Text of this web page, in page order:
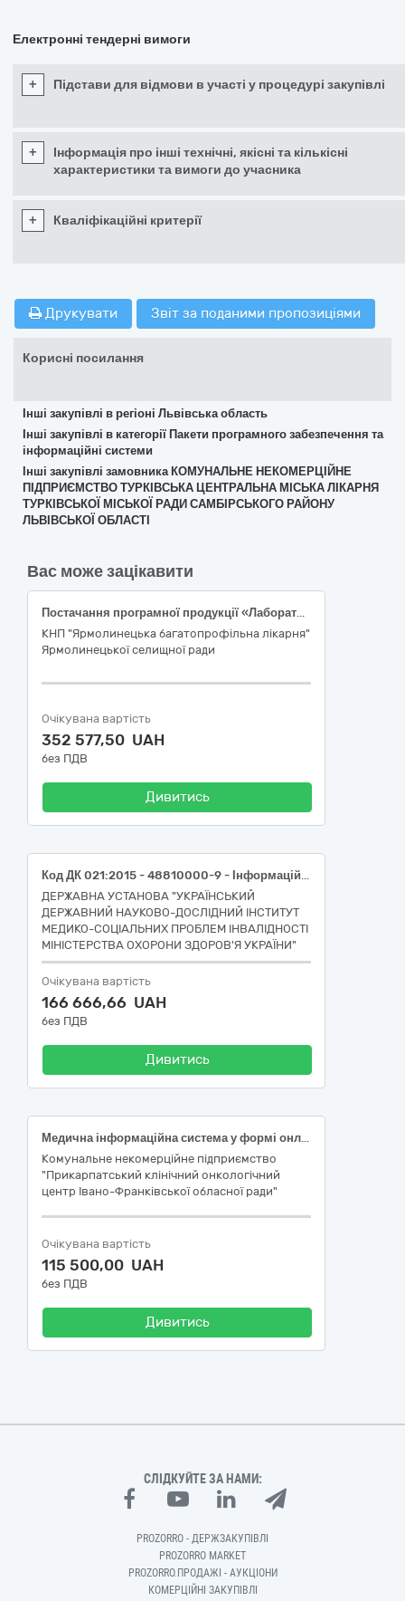
Електронні тендерні вимоги
+ Підстави для відмови в участі у процедурі закупівлі
+
Інформація про інші технічні, якісні та кількісні
характеристики та вимоги до учасника
+ Кваліфікаційні критерії
Друкувати Звіт за поданими пропозиціями
Корисні посилання
Інші закупівлі в регіоні Львівська область
Інші закупівлі в категорії Пакети програмного забезпечення та
інформаційні системи
Інші закупівлі замовника КОМУНАЛЬНЕ НЕКОМЕРЦІЙНЕ
ПІДПРИЄМСТВО ТУРКІВСЬКА ЦЕНТРАЛЬНА МІСЬКА ЛІКАРНЯ
ТУРКІВСЬКОЇ МІСЬКОЇ РАДИ САМБІРСЬКОГО РАЙОНУ
ЛЬВІВСЬКОЇ ОБЛАСТІ
Вас може зацікавити
Постачання програмної продукції «Лабораторна інформаційна система» у вигляді окремого програмного продукту або спеціалізованого модуля у складі медичної інформаційної системи з впровадженням системи та інтеграцією медичного обладнання
КНП "Ярмолинецька багатопрофільна лікарня"
Ярмолинецької селищної ради
Очікувана вартість
352 577,50 UAH
без ПДВ
Дивитись
Код ДК 021:2015 - 48810000-9 - Інформаційні системи. ( медична інформаційна система у формі онлайн - доступу)
ДЕРЖАВНА УСТАНОВА "УКРАЇНСЬКИЙ
ДЕРЖАВНИЙ НАУКОВО-ДОСЛІДНИЙ ІНСТИТУТ
МЕДИКО-СОЦІАЛЬНИХ ПРОБЛЕМ ІНВАЛІДНОСТІ
МІНІСТЕРСТВА ОХОРОНИ ЗДОРОВ'Я УКРАЇНИ"
Очікувана вартість
166 666,66 UAH
без ПДВ
Дивитись
Медична інформаційна система у формі онлайн-доступу
Комунальне некомерційне підприємство
"Прикарпатський клінічний онкологічний
центр Івано-Франківської обласної ради"
Очікувана вартість
115 500,00 UAH
без ПДВ
Дивитись
СЛІДКУЙТЕ ЗА НАМИ:
PROZORRO - ДЕРЖЗАКУПІВЛІ
PROZORRO MARKET
PROZORRO.ПРОДАЖІ - АУКЦІОНИ
КОМЕРЦІЙНІ ЗАКУПІВЛІ